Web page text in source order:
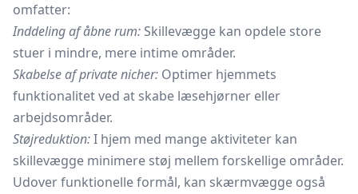
omfatter:
Inddeling af åbne rum: Skillevægge kan opdele store
stuer i mindre, mere intime områder.
Skabelse af private nicher: Optimer hjemmets
funktionalitet ved at skabe læsehjørner eller
arbejdsområder.
Støjreduktion:I hjem med mange aktiviteter kan
skillevægge minimere støj mellem forskellige områder.
Udover funktionelle formål, kan skærmvægge også